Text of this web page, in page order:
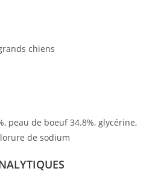
chiens
peau de boeuf 34.8%, glycérine,
de sodium